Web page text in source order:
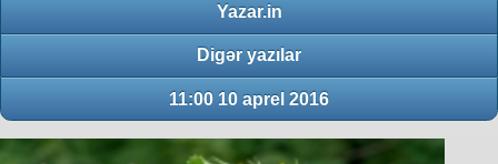
Yazar.in
Digər yazılar
11:00 10 aprel 2016